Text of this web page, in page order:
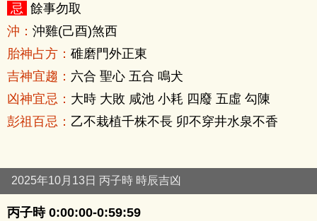
忌 餘事勿取
沖： 沖雞(己酉)煞西
胎神占方： 碓磨門外正東
吉神宜趨： 六合 聖心 五合 鳴犬
凶神宜忌： 大時 大敗 咸池 小耗 四廢 五虛 勾陳
彭祖百忌： 乙不栽植千株不長 卯不穿井水泉不香
2025年10月13日 丙子時 時辰吉凶
丙子時 0:00:00-0:59:59